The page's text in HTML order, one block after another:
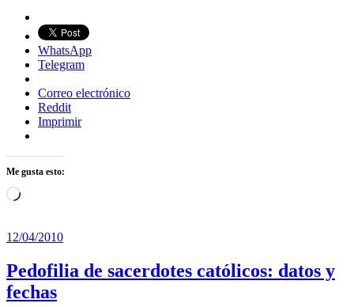
WhatsApp
Telegram
Correo electrónico
Reddit
Imprimir
Me gusta esto:
Cargando...
12/04/2010
Pedofilia de sacerdotes católicos: datos y
fechas